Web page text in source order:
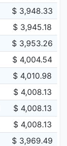
$ 3,948.33
$ 3,945.18
$ 3,953.26
$ 4,004.54
$ 4,010.98
$ 4,008.13
$ 4,008.13
$ 4,008.13
$ 3,969.49